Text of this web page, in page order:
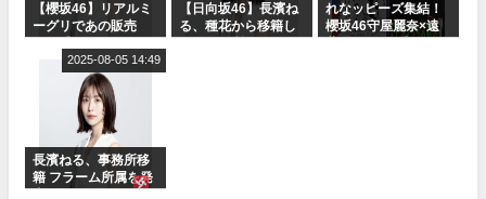
【櫻坂46】リアルミ
ーグリであの販売
Break』オフィシャ
ルグッズ解禁
【日向坂46】長濱ね
る、種花から移籍し
れなッピーズ集結！
櫻坂46守屋麗奈×遠
長濱ねる、事務所移
籍 フラーム所属を発
2025-08-05 14:49